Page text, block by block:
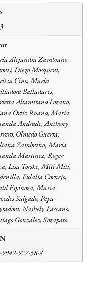
Alejandra Zambrano
Diego Mosquera,
Cino, María
Balladares,
Altamirano Lozano,
Ortiz Ruano, María
Andrade, Anthony
Olmedo Guerra,
Zambrano, María
Martínez, Roger
Lisa Torske, Miti Miti,
Eulalia Cornejo,
Espinoza, María
Salgado, Pepa
Nashely Lascano,
González, Sozapato
9942-977-58-8